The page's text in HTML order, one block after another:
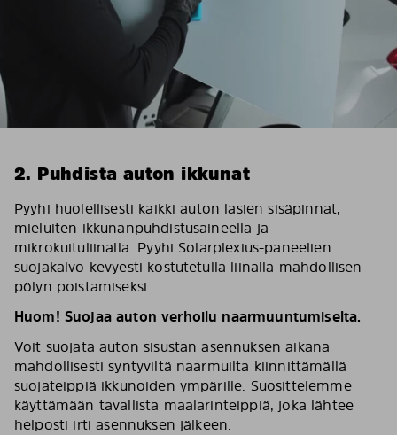
2. Puhdista auton ikkunat
Pyyhi huolellisesti kaikki auton lasien sisäpinnat,
mieluiten ikkunanpuhdistusaineella ja
mikrokuituliinalla. Pyyhi Solarplexius-paneelien
suojakalvo kevyesti kostutetulla liinalla mahdollisen
pölyn poistamiseksi.
Huom! Suojaa auton verhoilu naarmuuntumiselta.
Voit suojata auton sisustan asennuksen aikana
mahdollisesti syntyviltä naarmuilta kiinnittämällä
suojateippiä ikkunoiden ympärille. Suosittelemme
käyttämään tavallista maalarinteippiä, joka lähtee
helposti irti asennuksen jälkeen.